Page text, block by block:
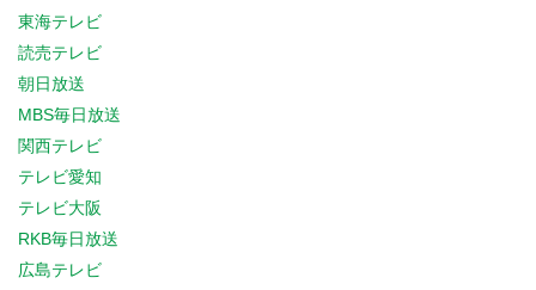
東海テレビ
読売テレビ
朝日放送
MBS毎日放送
関西テレビ
テレビ愛知
テレビ大阪
RKB毎日放送
広島テレビ